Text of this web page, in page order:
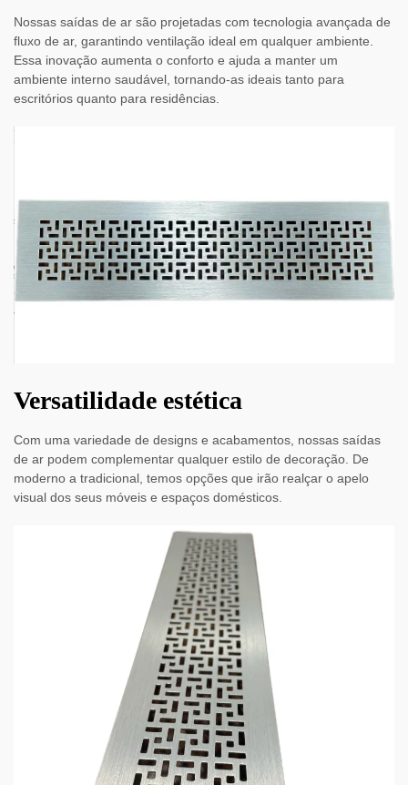
Nossas saídas de ar são projetadas com tecnologia avançada de
fluxo de ar, garantindo ventilação ideal em qualquer ambiente.
Essa inovação aumenta o conforto e ajuda a manter um
ambiente interno saudável, tornando-as ideais tanto para
escritórios quanto para residências.
Versatilidade estética
Com uma variedade de designs e acabamentos, nossas saídas
de ar podem complementar qualquer estilo de decoração. De
moderno a tradicional, temos opções que irão realçar o apelo
visual dos seus móveis e espaços domésticos.